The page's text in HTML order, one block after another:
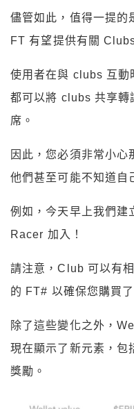
儘管如此，值得一提的
FT 有望提供有關
使用者在與 clubs 互動
都可以將 clubs 共享轉
席。
因此，您必須非常小心
他們甚至可能不知道自
例如，今天早上我們建
Racer 加入！
請注意，Club 可以有
的 FT# 以確保您購買
除了這些變化之外，
現在顯示了新元素，包
獎勵。